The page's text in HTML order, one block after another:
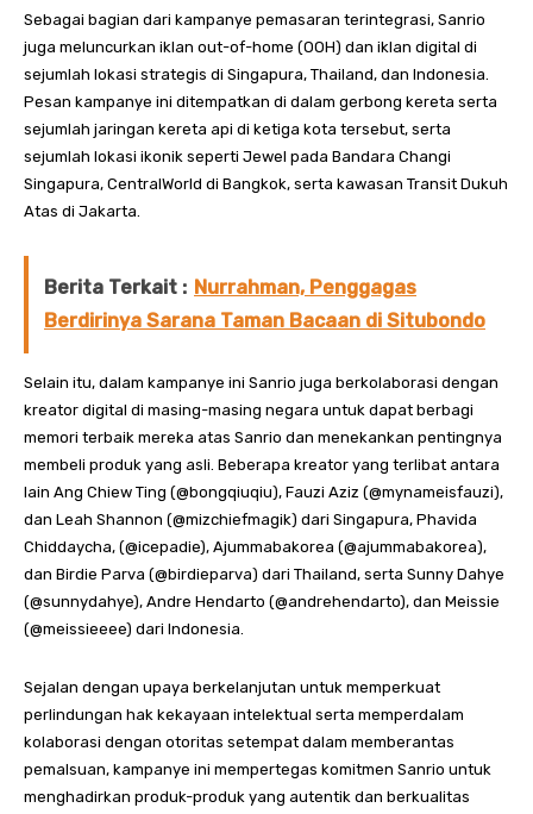
Sebagai bagian dari kampanye pemasaran terintegrasi, Sanrio
juga meluncurkan iklan out-of-home (OOH) dan iklan digital di
sejumlah lokasi strategis di Singapura, Thailand, dan Indonesia.
Pesan kampanye ini ditempatkan di dalam gerbong kereta serta
sejumlah jaringan kereta api di ketiga kota tersebut, serta
sejumlah lokasi ikonik seperti Jewel pada Bandara Changi
Singapura, CentralWorld di Bangkok, serta kawasan Transit Dukuh
Atas di Jakarta.
Berita Terkait : Nurrahman, Penggagas
Berdirinya Sarana Taman Bacaan di Situbondo
Selain itu, dalam kampanye ini Sanrio juga berkolaborasi dengan
kreator digital di masing-masing negara untuk dapat berbagi
memori terbaik mereka atas Sanrio dan menekankan pentingnya
membeli produk yang asli. Beberapa kreator yang terlibat antara
lain Ang Chiew Ting (@bongqiuqiu), Fauzi Aziz (@mynameisfauzi),
dan Leah Shannon (@mizchiefmagik) dari Singapura, Phavida
Chiddaycha, (@icepadie), Ajummabakorea (@ajummabakorea),
dan Birdie Parva (@birdieparva) dari Thailand, serta Sunny Dahye
(@sunnydahye), Andre Hendarto (@andrehendarto), dan Meissie
(@meissieeee) dari Indonesia.
Sejalan dengan upaya berkelanjutan untuk memperkuat
perlindungan hak kekayaan intelektual serta memperdalam
kolaborasi dengan otoritas setempat dalam memberantas
pemalsuan, kampanye ini mempertegas komitmen Sanrio untuk
menghadirkan produk-produk yang autentik dan berkualitas